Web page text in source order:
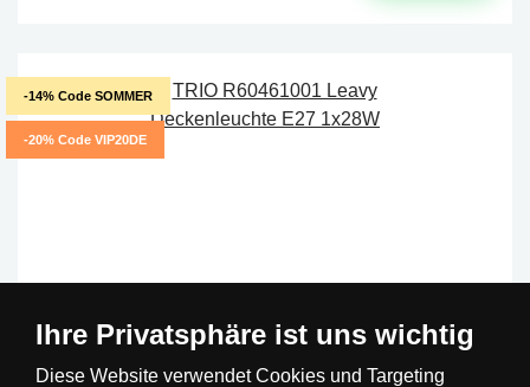
-14% Code SOMMER
-20% Code VIP20DE
Ihre Privatsphäre ist uns wichtig
Diese Website verwendet Cookies und Targeting